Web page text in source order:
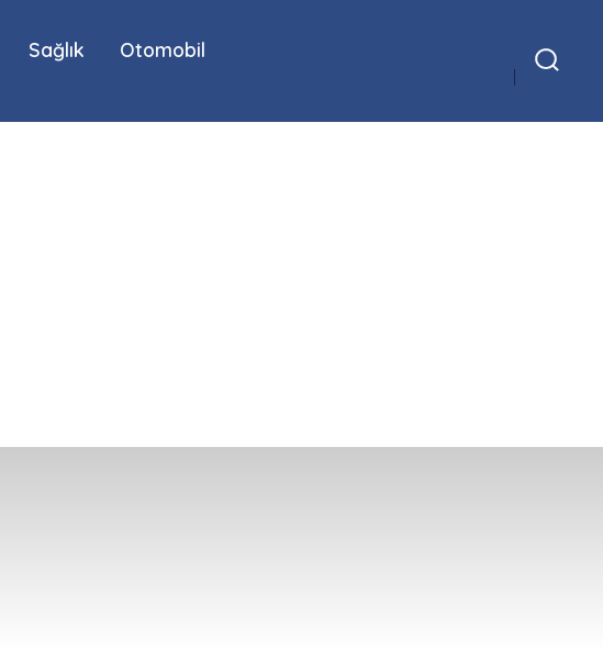
Arama
Göster/Gizle
Sağlık
Otomobil